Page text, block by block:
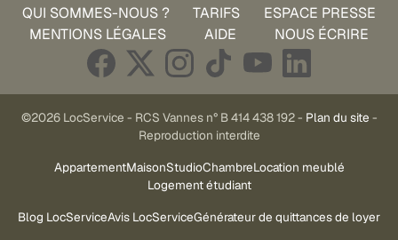
QUI SOMMES-NOUS ? TARIFS
ESPACE PRESSE
MENTIONS LÉGALES
AIDE NOUS ÉCRIRE
©2026 LocService - RCS Vannes n° B 414 438 192 - Plan du site -
Reproduction interdite
AppartementMaisonStudioChambreLocation meublé
Logement étudiant
Blog LocServiceAvis LocServiceGénérateur de quittances de loyer